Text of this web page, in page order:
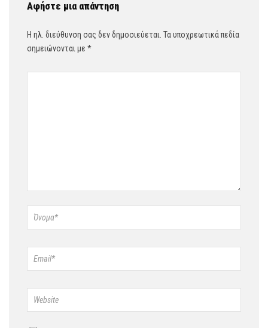
Αφήστε μια απάντηση
Η ηλ. διεύθυνση σας δεν δημοσιεύεται. Τα υποχρεωτικά πεδία
σημειώνονται με *